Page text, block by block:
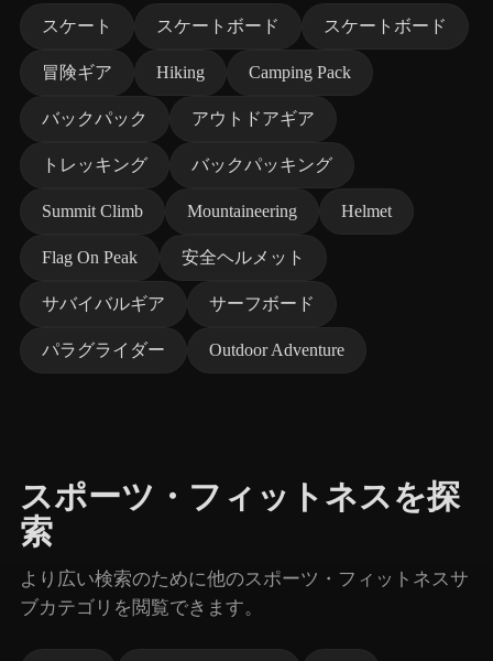
スケート スケートボード スケートボード
冒険ギア Hiking Camping Pack
バックパック アウトドアギア
トレッキング バックパッキング
Summit Climb Mountaineering Helmet
Flag On Peak 安全ヘルメット
サバイバルギア サーフボード
パラグライダー Outdoor Adventure
スポーツ・フィットネスを探
索
より広い検索のために他のスポーツ・フィットネスサ
ブカテゴリを閲覧できます。